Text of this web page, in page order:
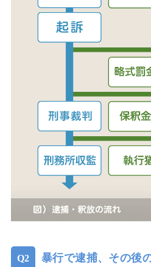
暴行で逮捕、その後